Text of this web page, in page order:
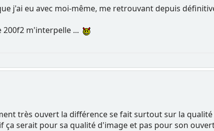
j'ai eu avec moi-même, me retrouvant depuis
200f2 m'interpelle ...
très ouvert la différence se fait surtout sur la
ça serait pour sa qualité d'image et pas pour son